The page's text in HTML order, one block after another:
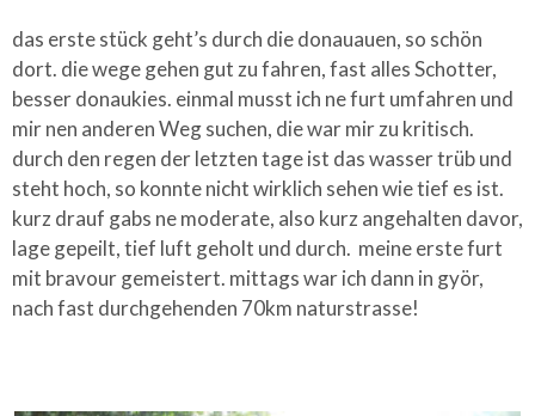
das erste stück geht’s durch die donauauen, so schön
dort. die wege gehen gut zu fahren, fast alles Schotter,
besser donaukies. einmal musst ich ne furt umfahren und
mir nen anderen Weg suchen, die war mir zu kritisch.
durch den regen der letzten tage ist das wasser trüb und
steht hoch, so konnte nicht wirklich sehen wie tief es ist.
kurz drauf gabs ne moderate, also kurz angehalten davor,
lage gepeilt, tief luft geholt und durch. meine erste furt
mit bravour gemeistert. mittags war ich dann in györ,
nach fast durchgehenden 70km naturstrasse!